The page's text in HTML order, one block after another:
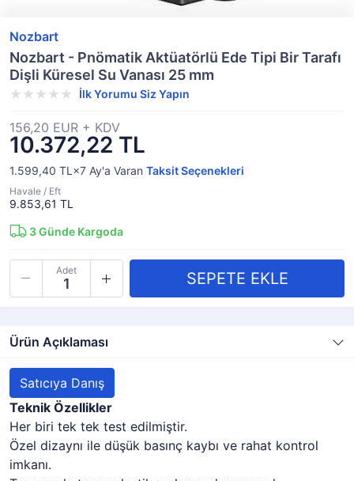
Nozbart
Nozbart - Pnömatik Aktüatörlü Ede Tipi Bir Tarafı
Dişli Küresel Su Vanası 25 mm
İlk Yorumu Siz Yapın
10.372,22 TL
156,20 EUR + KDV
1.599,40 TL×7 Ay'a Varan Taksit Seçenekleri
Havale / Eft
9.853,61 TL
3Günde Kargoda
Adet
Ürün Açıklaması
Satıcıya Danış
Teknik Özellikler
Her biri tek tek test edilmiştir.
Özel dizaynı ile düşük basınç kaybı ve rahat kontrol
imkanı.